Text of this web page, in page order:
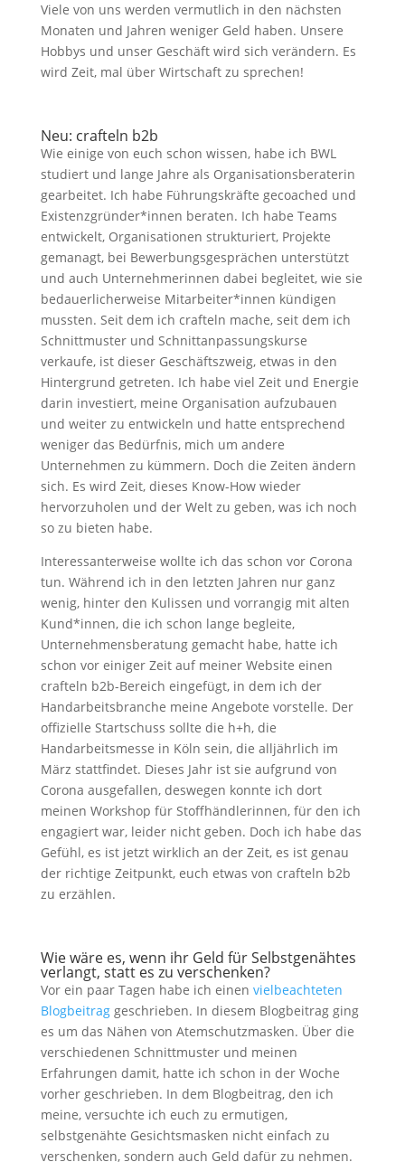
Viele von uns werden vermutlich in den nächsten
Monaten und Jahren weniger Geld haben. Unsere
Hobbys und unser Geschäft wird sich verändern. Es
wird Zeit, mal über Wirtschaft zu sprechen!
Neu: crafteln b2b
Wie einige von euch schon wissen, habe ich BWL
studiert und lange Jahre als Organisationsberaterin
gearbeitet. Ich habe Führungskräfte gecoached und
Existenzgründer*innen beraten. Ich habe Teams
entwickelt, Organisationen strukturiert, Projekte
gemanagt, bei Bewerbungsgesprächen unterstützt
und auch Unternehmerinnen dabei begleitet, wie sie
bedauerlicherweise Mitarbeiter*innen kündigen
mussten. Seit dem ich crafteln mache, seit dem ich
Schnittmuster und Schnittanpassungskurse
verkaufe, ist dieser Geschäftszweig, etwas in den
Hintergrund getreten. Ich habe viel Zeit und Energie
darin investiert, meine Organisation aufzubauen
und weiter zu entwickeln und hatte entsprechend
weniger das Bedürfnis, mich um andere
Unternehmen zu kümmern. Doch die Zeiten ändern
sich. Es wird Zeit, dieses Know-How wieder
hervorzuholen und der Welt zu geben, was ich noch
so zu bieten habe.
Interessanterweise wollte ich das schon vor Corona
tun. Während ich in den letzten Jahren nur ganz
wenig, hinter den Kulissen und vorrangig mit alten
Kund*innen, die ich schon lange begleite,
Unternehmensberatung gemacht habe, hatte ich
schon vor einiger Zeit auf meiner Website einen
crafteln b2b-Bereich eingefügt, in dem ich der
Handarbeitsbranche meine Angebote vorstelle. Der
offizielle Startschuss sollte die h+h, die
Handarbeitsmesse in Köln sein, die alljährlich im
März stattfindet. Dieses Jahr ist sie aufgrund von
Corona ausgefallen, deswegen konnte ich dort
meinen Workshop für Stoffhändlerinnen, für den ich
engagiert war, leider nicht geben. Doch ich habe das
Gefühl, es ist jetzt wirklich an der Zeit, es ist genau
der richtige Zeitpunkt, euch etwas von crafteln b2b
zu erzählen.
Wie wäre es, wenn ihr Geld für Selbstgenähtes
verlangt, statt es zu verschenken?
Vor ein paar Tagen habe ich einen vielbeachteten
Blogbeitraggeschrieben. In diesem Blogbeitrag ging
es um das Nähen von Atemschutzmasken. Über die
verschiedenen Schnittmuster und meinen
Erfahrungen damit, hatte ich schon in der Woche
vorher geschrieben. In dem Blogbeitrag, den ich
meine, versuchte ich euch zu ermutigen,
selbstgenähte Gesichtsmasken nicht einfach zu
verschenken, sondern auch Geld dafür zu nehmen.